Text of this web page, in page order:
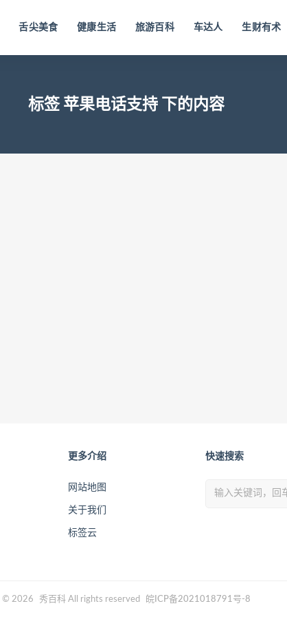
舌尖美食 健康生活 旅游百科 车达人 生财有术
标签 苹果电话支持 下的内容
更多介绍
网站地图
关于我们
标签云
快速搜索
© 2026 秀百科 All rights reserved 皖ICP备2021018791号-8